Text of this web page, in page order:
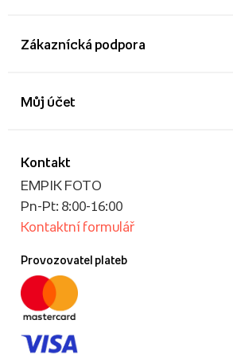
Zákaznícká podpora
Kontakt
EMPIK FOTO
Pn-Pt: 8:00-16:00
Kontaktní formulář
Provozovatel plateb
Můj účet